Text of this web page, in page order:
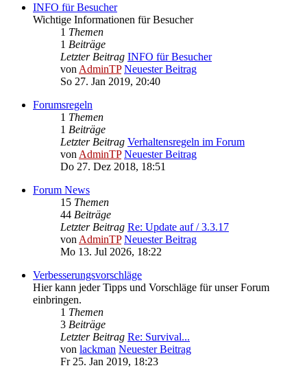
INFO für Besucher
Wichtige Informationen für Besucher
1 Themen
1 Beiträge
Letzter Beitrag INFO für Besucher
von AdminTP Neuester Beitrag
So 27. Jan 2019, 20:40
Forumsregeln
1 Themen
1 Beiträge
Letzter Beitrag Verhaltensregeln im Forum
von AdminTP Neuester Beitrag
Do 27. Dez 2018, 18:51
Forum News
15 Themen
44 Beiträge
Letzter Beitrag Re: Update auf / 3.3.17
von AdminTP Neuester Beitrag
Mo 13. Jul 2026, 18:22
Verbesserungsvorschläge
Hier kann jeder Tipps und Vorschläge für unser Forum
einbringen.
1 Themen
3 Beiträge
Letzter Beitrag Re: Survival...
von lackman Neuester Beitrag
Fr 25. Jan 2019, 18:23